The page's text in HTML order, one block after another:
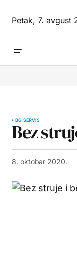
Petak,7. avgust
BG SERVIS
Bez
8. oktobar 2020.